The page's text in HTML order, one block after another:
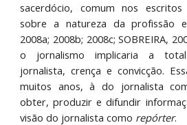
sacerdócio, comum nos
sobre a natureza da profissão
2008a; 2008b; 2008c; SOBREIRA,
o jornalismo implicaria a
jornalista, crença e convicção.
muitos anos, à do jornalista
obter, produzir e difundir
visão do jornalista como repórter.